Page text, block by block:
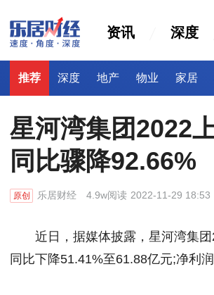
资讯 深度
推荐 深度 地产 物业 家居
星河湾集团2022
同比骤降92.66%
原创 乐居财经 4.9w阅读 2022-11-29 18:53
近日，据媒体披露，星河湾集团
同比下降51.41%至61.88亿元;净利